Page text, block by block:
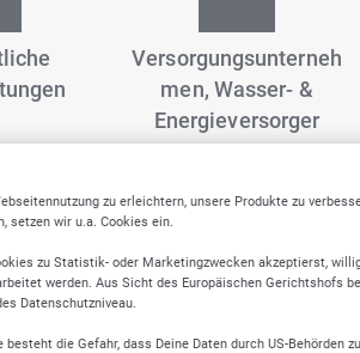
Versorgungsunterneh
men, Wasser- &
Energieversorger
zu erleichtern, unsere Produkte zu
setzen wir u.a. Cookies ein.
zu Statistik- oder Marketingzwecken akzeptierst,
werden. Aus Sicht des Europäischen Gerichtshofs
Datenschutzniveau.
besteht die Gefahr, dass Deine Daten durch US-Behörden